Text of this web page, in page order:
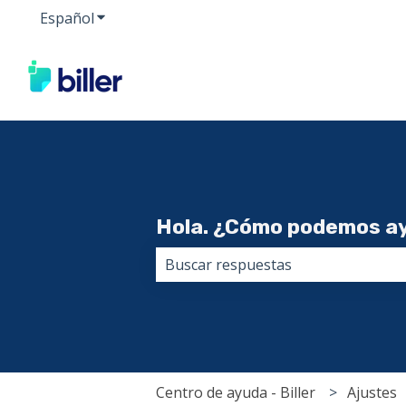
EspañolTraducciones de Mostrar submenú de
Hola. ¿Cómo podemos
Centro de ayuda - Biller Ajustes